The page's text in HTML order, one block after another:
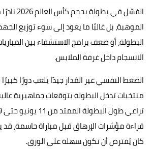
الفشل في
الموهبة، بل غالبًا ما يعود إلى سوء توزيع
البطولة، أو ضعف برامج الاستشفاء بين
الانسجام داخل غرفة الملابس.
الضغط النفسي غير المُدار جيدًا يلعب دورًا
منتخبات تدخل البطولة بتوقعات جماهيرية
قراءة مؤشرات الإرهاق قبل مباراة حاسمة، قد
كان يُفترض أن تكون سهلة على الورق.